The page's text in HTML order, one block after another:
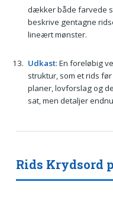
dækker både farvede
beskrive gentagne
lineært mønster.
Udkast: En foreløbig
struktur, som et rids
planer, lovforslag og
sat, men detaljer
Rids Krydsord